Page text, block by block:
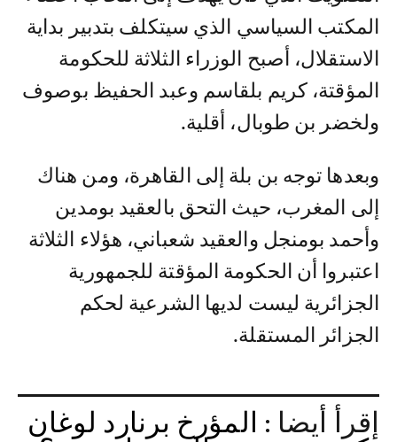
المكتب السياسي الذي سيتكلف بتدبير بداية
الاستقلال، أصبح الوزراء الثلاثة للحكومة
المؤقتة، كريم بلقاسم وعبد الحفيظ بوصوف
ولخضر بن طوبال، أقلية.
وبعدها توجه بن بلة إلى القاهرة، ومن هناك
إلى المغرب، حيث التحق بالعقيد بومدين
وأحمد بومنجل والعقيد شعباني، هؤلاء الثلاثة
اعتبروا أن الحكومة المؤقتة للجمهورية
الجزائرية ليست لديها الشرعية لحكم
الجزائر المستقلة.
إقرأ أيضا : المؤرخ برنارد لوغان